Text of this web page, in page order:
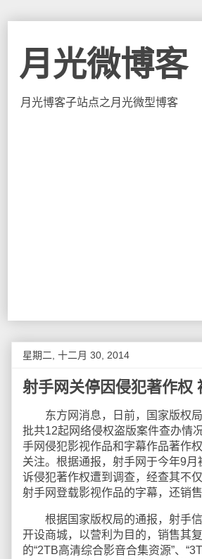
月光微博客
月光博客子站点之月光微型博客
星期二, 十二月 30, 2014
射手网关停因侵犯著作权
东方网消息，日前，国家版权局
批共12起网络侵权盗版案件查办情
手网侵犯影视作品和字幕作品著作
关注。根据通报，射手网于今年9月
诉侵犯著作权遭到调查，经查其不
射手网登载影视作品的字幕，还销
根据国家版权局的通报，射手信
开设商城，以营利为目的，销售其
的“2TB高清综合影音合集资源”、